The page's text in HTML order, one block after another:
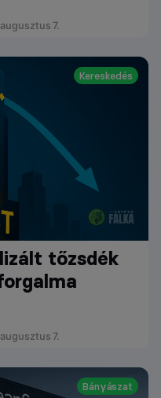
7.
Kereskedés
tőzsdék
7.
Bányászat